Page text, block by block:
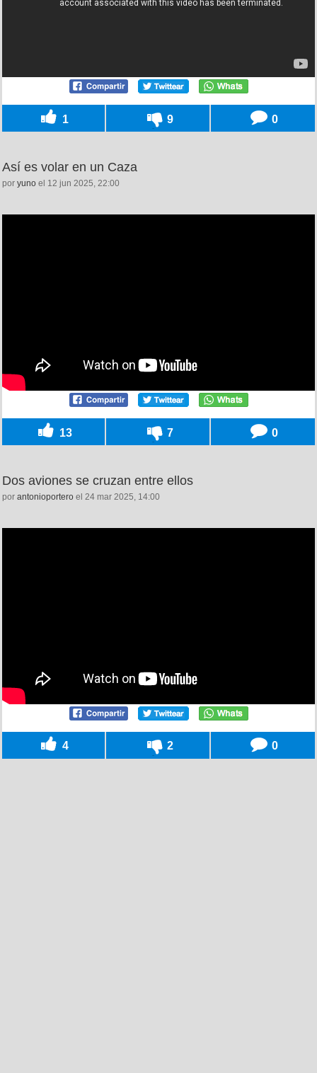
1 9 0
Así es volar en un Caza
por yuno el 12 jun 2025, 22:00
13 7 0
Dos aviones se cruzan entre ellos
por antonioportero el 24 mar 2025, 14:00
4 2 0